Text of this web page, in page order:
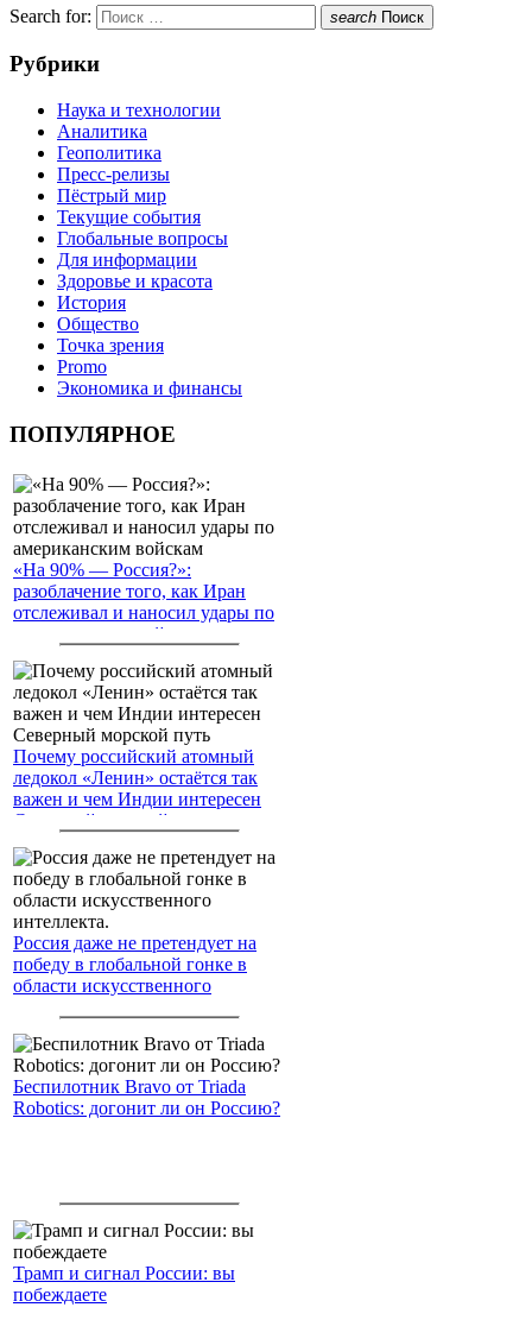
Search for: search Поиск
Рубрики
Наука и технологии
Аналитика
Геополитика
Пресс-релизы
Пёстрый мир
Текущие события
Глобальные вопросы
Для информации
Здоровье и красота
История
Общество
Точка зрения
Promo
Экономика и финансы
ПОПУЛЯРНОЕ
«На 90% — Россия?»:
разоблачение того, как Иран
отслеживал и наносил удары по
американским войскам
Почему российский атомный
ледокол «Ленин» остаётся так
важен и чем Индии интересен
Северный морской путь
Россия даже не претендует на
победу в глобальной гонке в
области искусственного
Беспилотник Bravo от Triada
Robotics: догонит ли он Россию?
Трамп и сигнал России: вы
побеждаете